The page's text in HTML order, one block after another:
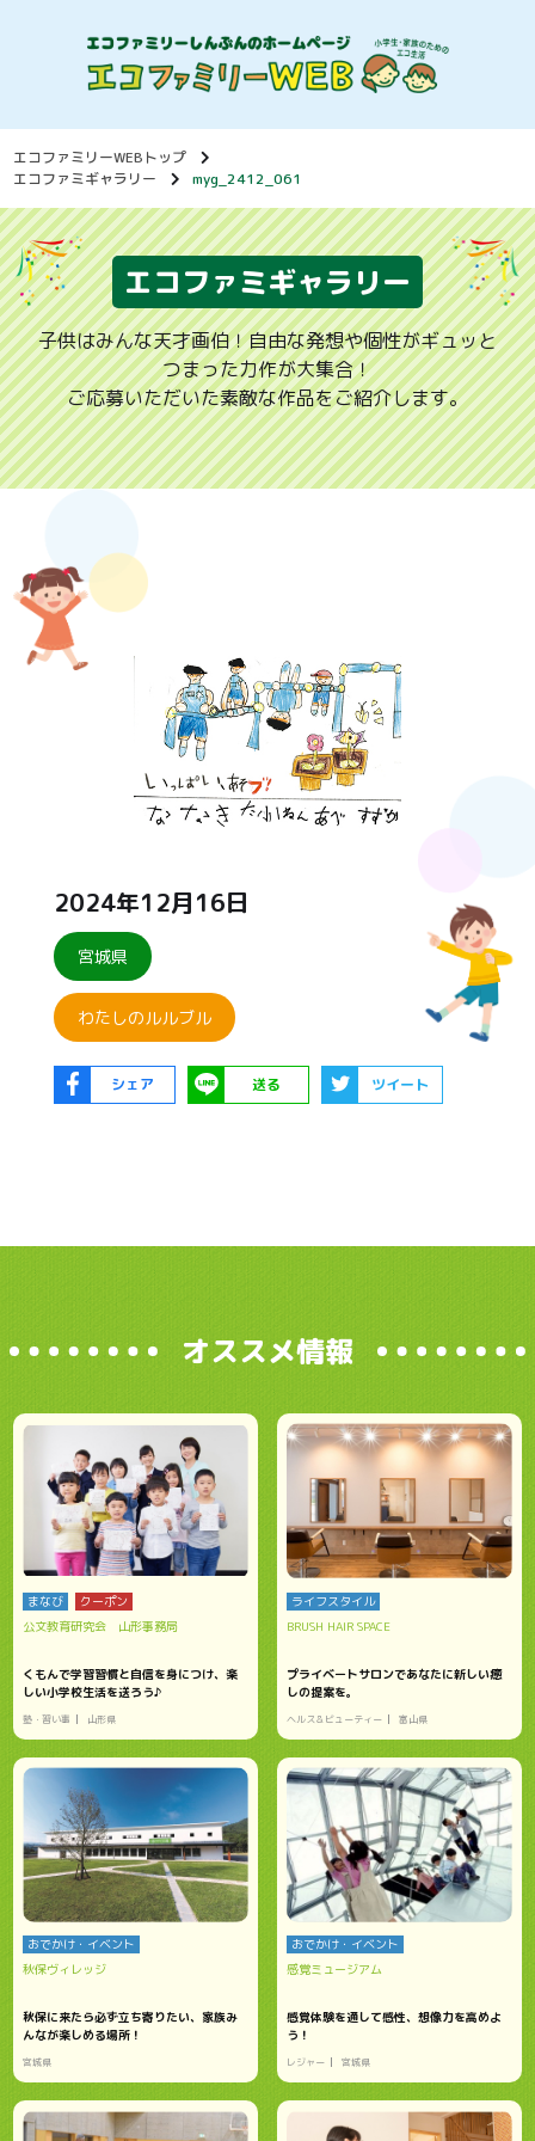
エコファミリーWEBトップ
エコファミギャラリー
myg_2412_061
エコファミギャラリー
子供はみんな天才画伯！自由な発想や個性がギュッと
つまった力作が大集合！
ご応募いただいた素敵な作品をご紹介します。
2024年12月16日
宮城県
わたしのルルブル
シェア 送る ツイート
オススメ情報
まなび
クーポン
公文教育研究会 山形事務局
くもんで学習習慣と自信を身につけ、楽
しい小学校生活を送ろう♪
塾・習い事 山形県
ライフスタイル
BRUSH HAIR SPACE
プライベートサロンであなたに新しい癒
しの提案を。
ヘルス＆ビューティー 富山県
おでかけ・イベント
秋保ヴィレッジ
秋保に来たら必ず立ち寄りたい、家族み
んなが楽しめる場所！
宮城県
おでかけ・イベント
感覚ミュージアム
感覚体験を通して感性、想像力を高めよ
う！
レジャー 宮城県